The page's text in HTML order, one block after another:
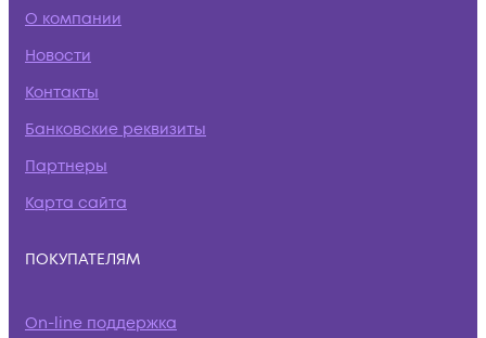
О компании
Новости
Контакты
Банковские реквизиты
Партнеры
Карта сайта
ПОКУПАТЕЛЯМ
On-line поддержка